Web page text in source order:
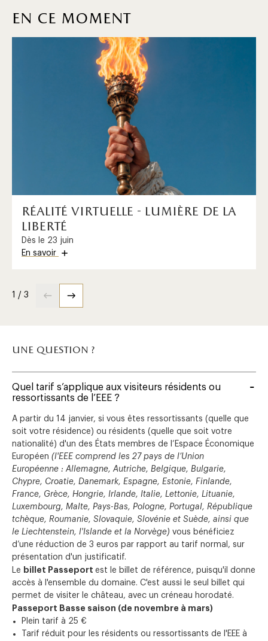
en ce moment
réalité virtuelle - lumière de la
liberté
Dès le 23 juin
En savoir
1 / 3
une question ?
Quel tarif s’applique aux visiteurs résidents ou
ressortissants de l’EEE ?
A partir du 14 janvier, si vous êtes ressortissants (quelle que
soit votre résidence) ou résidents (quelle que soit votre
nationalité) d'un des États membres de l’Espace Économique
Européen (l'EEE comprend les 27 pays de l’Union
Européenne : Allemagne, Autriche, Belgique, Bulgarie,
Chypre, Croatie, Danemark, Espagne, Estonie, Finlande,
France, Grèce, Hongrie, Irlande, Italie, Lettonie, Lituanie,
Luxembourg, Malte, Pays-Bas, Pologne, Portugal, République
tchèque, Roumanie, Slovaquie, Slovénie et Suède, ainsi que
le Liechtenstein, l'Islande et la Norvège) vous bénéficiez
d’une réduction de 3 euros par rapport au tarif normal, sur
présentation d'un justificatif.
Le billet Passeport est le billet de référence, puisqu'il donne
accès à l'ensemble du domaine. C'est aussi le seul billet qui
permet de visiter le château, avec un créneau horodaté.
Passeport Basse saison (de novembre à mars)
Plein tarif à 25 €
Tarif réduit pour les résidents ou ressortissants de l'EEE à